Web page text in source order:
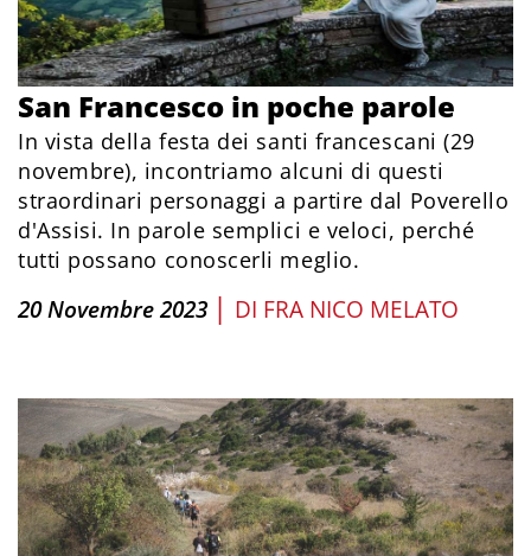
San Francesco in poche parole
In vista della festa dei santi francescani (29
novembre), incontriamo alcuni di questi
straordinari personaggi a partire dal Poverello
d'Assisi. In parole semplici e veloci, perché
tutti possano conoscerli meglio.
20 Novembre 2023 | DI FRA NICO MELATO